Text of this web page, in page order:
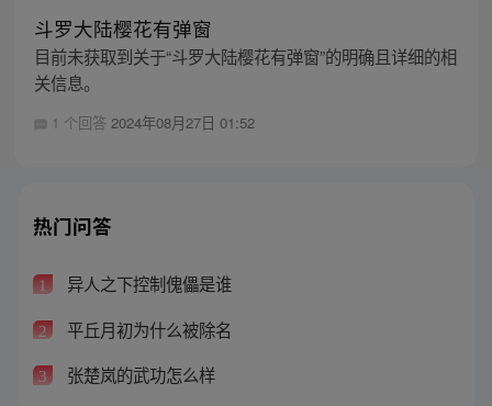
斗罗大陆樱花有弹窗
目前未获取到关于“斗罗大陆樱花有弹窗”的明确且详细的相
关信息。
1 个回答 2024年08月27日 01:52
热门问答
1 异人之下控制傀儡是谁
2 平丘月初为什么被除名
3 张楚岚的武功怎么样